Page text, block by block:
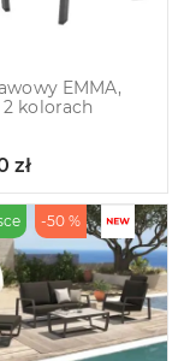
EMMA,
kolorach
zł
-50 %